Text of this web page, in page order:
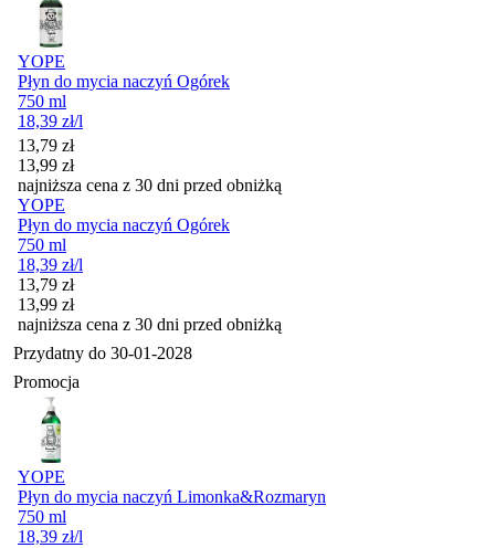
YOPE
Płyn do mycia naczyń Ogórek
750 ml
18,39 zł/l
Cena promocyjna
13,79 zł
13,99 zł
najniższa cena z 30 dni przed obniżką
YOPE
Płyn do mycia naczyń Ogórek
750 ml
18,39 zł/l
Cena promocyjna
13,79 zł
13,99 zł
najniższa cena z 30 dni przed obniżką
Przydatny do 30-01-2028
Promocja
YOPE
Płyn do mycia naczyń Limonka&Rozmaryn
750 ml
18,39 zł/l